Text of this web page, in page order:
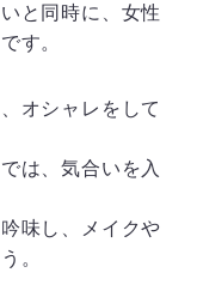
と同時に、女性
す。
オシャレをして
は、気合いを入
味し、メイクや
。